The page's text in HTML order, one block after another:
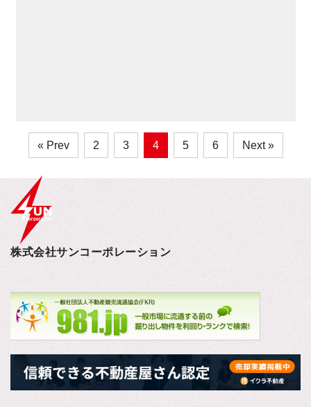
« Prev 2 3 4 5 6 Next »
株式会社サンコーポレーション